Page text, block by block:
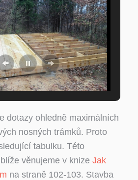
dotazy ohledně maximálních
nosných trámků. Proto
tabulku. Této
věnujeme v knize Jak
na straně 102-103. Stavba